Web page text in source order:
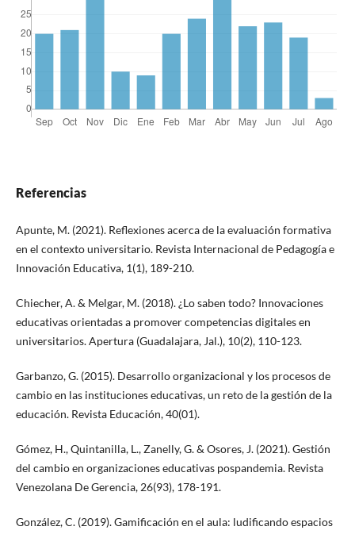
Referencias
Apunte, M. (2021). Reflexiones acerca de la evaluación formativa
en el contexto universitario. Revista Internacional de Pedagogía e
Innovación Educativa, 1(1), 189-210.
Chiecher, A. & Melgar, M. (2018). ¿Lo saben todo? Innovaciones
educativas orientadas a promover competencias digitales en
universitarios. Apertura (Guadalajara, Jal.), 10(2), 110-123.
Garbanzo, G. (2015). Desarrollo organizacional y los procesos de
cambio en las instituciones educativas, un reto de la gestión de la
educación. Revista Educación, 40(01).
Gómez, H., Quintanilla, L., Zanelly, G. & Osores, J. (2021). Gestión
del cambio en organizaciones educativas pospandemia. Revista
Venezolana De Gerencia, 26(93), 178-191.
González, C. (2019). Gamificación en el aula: ludificando espacios